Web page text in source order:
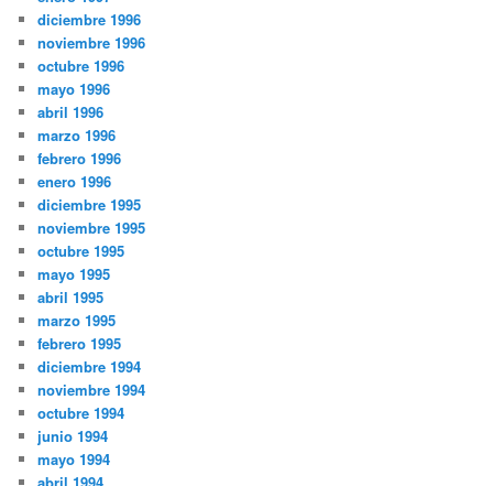
diciembre 1996
noviembre 1996
octubre 1996
mayo 1996
abril 1996
marzo 1996
febrero 1996
enero 1996
diciembre 1995
noviembre 1995
octubre 1995
mayo 1995
abril 1995
marzo 1995
febrero 1995
diciembre 1994
noviembre 1994
octubre 1994
junio 1994
mayo 1994